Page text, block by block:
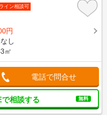
イン相談可
円
なし
㎡
電話で問合せ
相談する 無料